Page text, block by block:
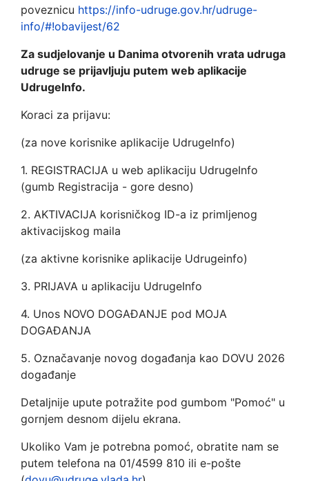
poveznicu https://info-udruge.gov.hr/udruge-
info/#!obavijest/62
Za sudjelovanje u Danima otvorenih vrata udruga
udruge se prijavljuju putem web aplikacije
UdrugeInfo.
Koraci za prijavu:
(za nove korisnike aplikacije UdrugeInfo)
1. REGISTRACIJA u web aplikaciju UdrugeInfo
(gumb Registracija - gore desno)
2. AKTIVACIJA korisničkog ID-a iz primljenog
aktivacijskog maila
(za aktivne korisnike aplikacije Udrugeinfo)
3. PRIJAVA u aplikaciju UdrugeInfo
4. Unos NOVO DOGAĐANJE pod MOJA
DOGAĐANJA
5. Označavanje novog događanja kao DOVU 2026
događanje
Detaljnije upute potražite pod gumbom "Pomoć" u
gornjem desnom dijelu ekrana.
Ukoliko Vam je potrebna pomoć, obratite nam se
putem telefona na 01/4599 810 ili e-pošte